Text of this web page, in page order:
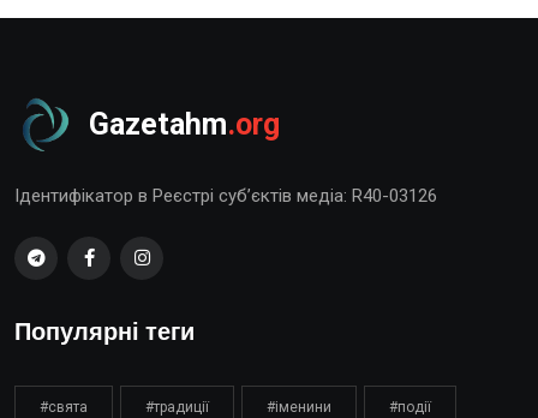
Gazetahm.org
Ідентифікатор в Реєстрі суб’єктів медіа: R40-03126
Популярні теги
#свята #традиції #іменини #події